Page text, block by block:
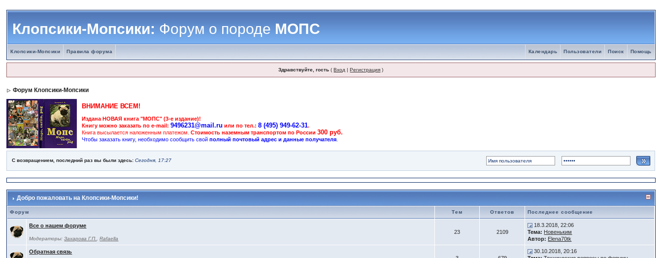
Клопсики-Мопсики:Форум о породеМОПС
Клопсики-Мопсики Правила форума Помощь
Поиск
Пользователи
Календарь
Здравствуйте, гость (Вход |Регистрация )
Форум Клопсики-Мопсики
ВНИМАНИЕ ВСЕМ!
Издана НОВАЯ книга "МОПС" (3-е издание)!
Книгу можно заказать по e-mail:9496231@mail.ru или по тел.:8 (495) 949-62-31.
Книга высылается наложенным платежом.Стоимость наземным транспортом по России300 руб.
Чтобы заказать книгу, необходимо сообщить свойполный почтовый адрес и данные получателя
С возвращением, последний раз вы были здесь:Сегодня, 17:27
Добро пожаловать на Клопсики-Мопсики!
Форум Тем Ответов Последнее сообщение
Все о нашем форуме
Модераторы:Захарова Г.П. ,Rafaella
23 2109
18.3.2018, 22:06
Тема: Новеньким
Автор: Elena70tk
Обратная связь
30.10.2018, 20:16